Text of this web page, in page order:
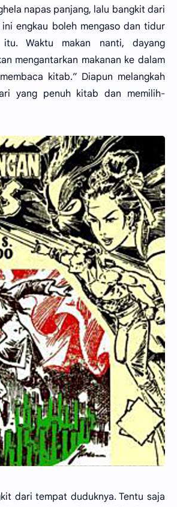
napas panjang, lalu bangkit dari
ini engkau boleh mengaso dan tidur
Waktu makan nanti, dayang
mengantarkan makanan ke dalam
kitab.” Diapun melangkah
yang penuh kitab dan memilih-
dari tempat duduknya. Tentu saja